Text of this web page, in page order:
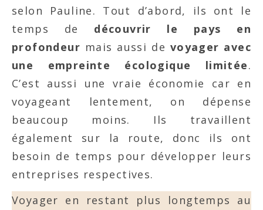
selon Pauline. Tout d’abord, ils ont le
temps de découvrir le pays en
profondeur mais aussi de voyager avec
une empreinte écologique limitée.
C’est aussi une vraie économie car en
voyageant lentement, on dépense
beaucoup moins. Ils travaillent
également sur la route, donc ils ont
besoin de temps pour développer leurs
entreprises respectives.
Voyager en restant plus longtemps au